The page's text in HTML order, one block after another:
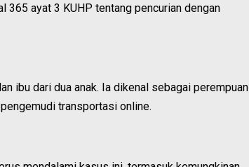
365 ayat 3 KUHP tentang pencurian dengan
ibu dari dua anak. Ia dikenal sebagai perempuan
transportasi online.